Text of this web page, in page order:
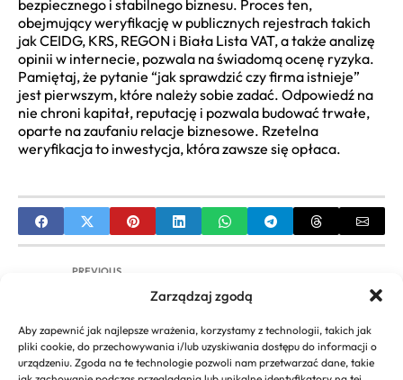
Zarządzaj zgodą
Aby zapewnić jak najlepsze wrażenia, korzystamy z technologii, takich jak
pliki cookie, do przechowywania i/lub uzyskiwania dostępu do informacji o
urządzeniu. Zgoda na te technologie pozwoli nam przetwarzać dane, takie
bezpiecznego i stabilnego biznesu. Proces ten,
obejmujący weryfikację w publicznych rejestrach takich
jak CEIDG, KRS, REGON i Biała Lista VAT, a także analizę
opinii w internecie, pozwala na świadomą ocenę ryzyka.
Pamiętaj, że pytanie “jak sprawdzić czy firma istnieje”
jest pierwszym, które należy sobie zadać. Odpowiedź na
nie chroni kapitał, reputację i pozwala budować trwałe,
oparte na zaufaniu relacje biznesowe. Rzetelna
weryfikacja to inwestycja, która zawsze się opłaca.
PREVIOUS
Jak sprawdzić NIP niemieckiej firmy online?
NEXT